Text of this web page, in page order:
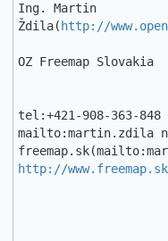
Ing. Martin
Ždila( http://
OZ Freemap Slovakia
tel:+421-908-363-848
mailto:martin.zdila
http://